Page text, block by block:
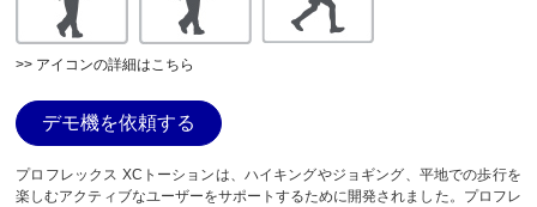
>> アイコンの詳細はこちら
デモ機を依頼する
プロフレックス XCトーションは、ハイキングやジョギング、平地での歩行を
楽しむアクティブなユーザーをサポートするために開発されました。プロフレ